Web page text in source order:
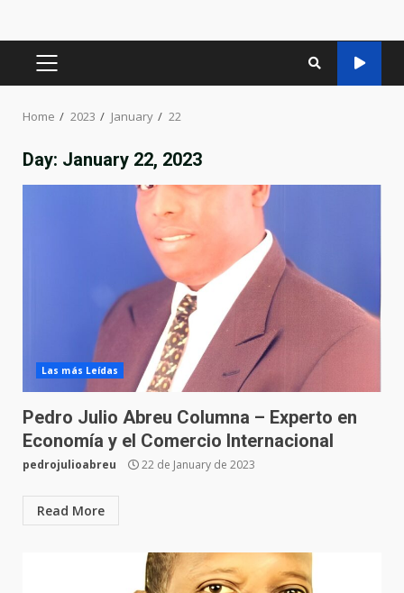
Home 2023 January 22
Day: January 22, 2023
Las más Leídas
Pedro Julio Abreu Columna – Experto en
Economía y el Comercio Internacional
pedrojulioabreu 22 de January de 2023
Read More